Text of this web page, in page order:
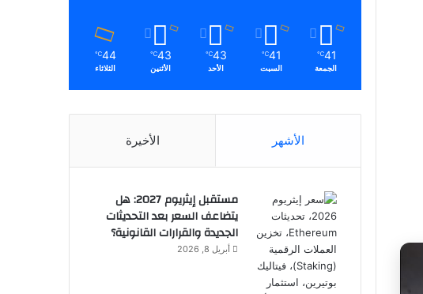
41
℃
الجمعة
41
℃
السبت
43
℃
الأحد
43
℃
الأثنين
44
℃
الثلاثاء
الأشهر الأخيرة
مستقبل إيثريوم 2027: هل
يتضاعف السعر بعد التحديثات
الجديدة والقرارات القانونية؟
أبريل 8, 2026